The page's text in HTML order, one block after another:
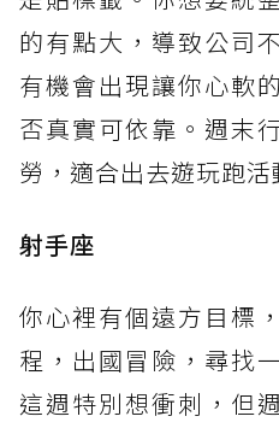
的有點大，導致公司
有機會出現讓你心軟
否真實可依靠。週末
勞，適合出去遊玩跑活
射手座
你心裡有個遠方目標
程，出國冒險，尋找
這週特別想衝刺，但